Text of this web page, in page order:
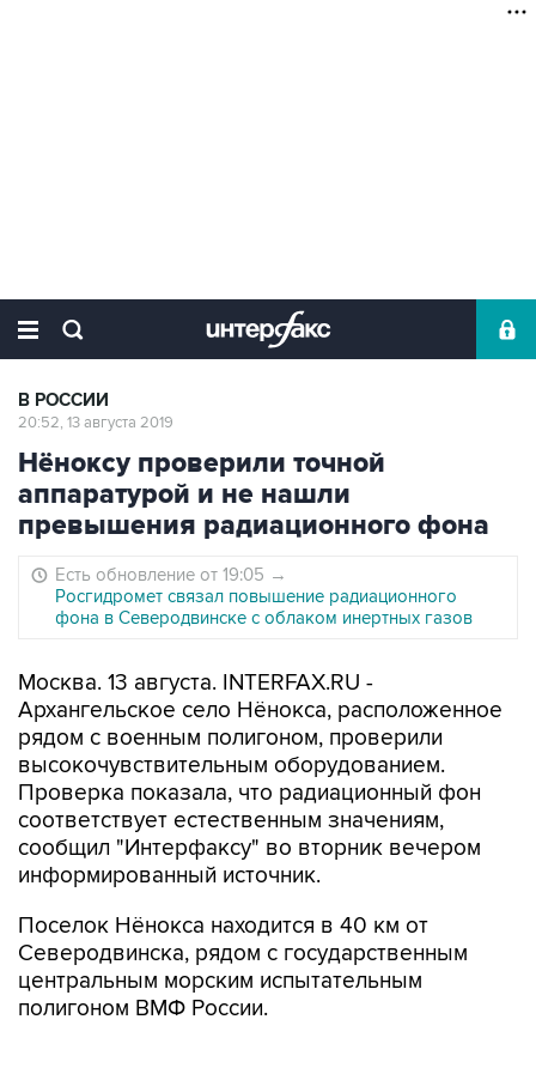
В РОССИИ
20:52, 13 августа 2019
Нёноксу проверили точной
аппаратурой и не нашли
превышения радиационного фона
Есть обновление от 19:05 →
Росгидромет связал повышение радиационного
фона в Северодвинске с облаком инертных газов
Москва. 13 августа. INTERFAX.RU -
Архангельское село Нёнокса, расположенное
рядом с военным полигоном, проверили
высокочувствительным оборудованием.
Проверка показала, что радиационный фон
соответствует естественным значениям,
сообщил "Интерфаксу" во вторник вечером
информированный источник.
Поселок Нёнокса находится в 40 км от
Северодвинска, рядом с государственным
центральным морским испытательным
полигоном ВМФ России.